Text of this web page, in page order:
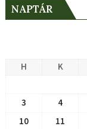
NAPTÁR
H K
3
4
10
11